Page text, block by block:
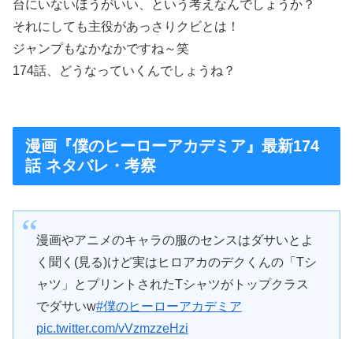
台にいないほうがいい、という考えなんでしょうか？
それにしても主役があっさりクビとは！
ジャンプもなかなかですね～笑
174話、どうなっていくんでしょうね？
漫画『僕のヒーローアカデミア』最新174
話 ネタバレ・考察
漫画やアニメのキャラの服のセンスはダサいとよ
く聞く(見る)けど実はヒロアカのデクくんの「Tシ
ャツ」とプリントされたTシャツがトップクラス
でダサいw#僕のヒーローアカデミア
pic.twitter.com/vVzmzzeHzi